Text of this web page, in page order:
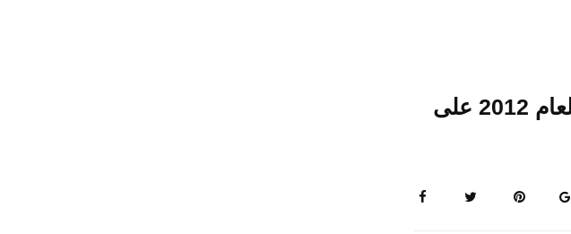
تابعو حلقات متجددة لاخر المسلسلات الرمضانية لعام 2012 على